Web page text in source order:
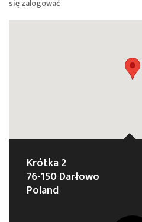
sięzalogować
Krótka 2
76-150 Darłowo
Poland